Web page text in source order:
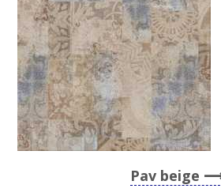
Pav beige